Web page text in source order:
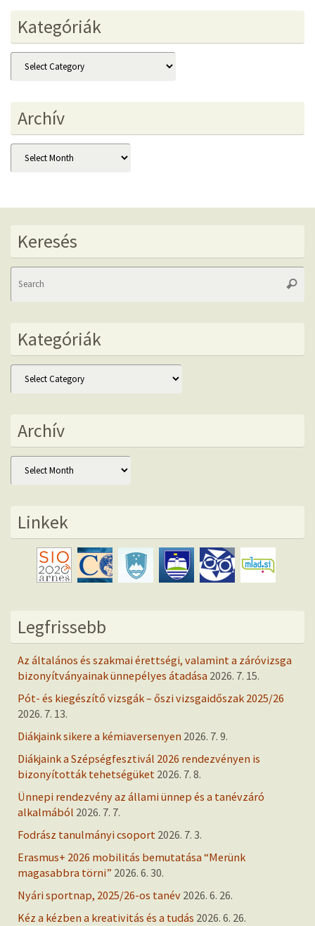
Kategóriák
Kategóriák
Archív
Archív
Keresés
Kategóriák
Kategóriák
Archív
Archív
Linkek
Legfrissebb
Az általános és szakmai érettségi, valamint a záróvizsga
bizonyítványainak ünnepélyes átadása 2026. 7. 15.
Pót- és kiegészítő vizsgák – őszi vizsgaidőszak 2025/26
2026. 7. 13.
Diákjaink sikere a kémiaversenyen 2026. 7. 9.
Diákjaink a Szépségfesztivál 2026 rendezvényen is
bizonyították tehetségüket 2026. 7. 8.
Ünnepi rendezvény az állami ünnep és a tanévzáró
alkalmából 2026. 7. 7.
Fodrász tanulmányi csoport 2026. 7. 3.
Erasmus+ 2026 mobilitás bemutatása “Merünk
magasabbra törni” 2026. 6. 30.
Nyári sportnap, 2025/26-os tanév 2026. 6. 26.
Kéz a kézben a kreativitás és a tudás 2026. 6. 26.